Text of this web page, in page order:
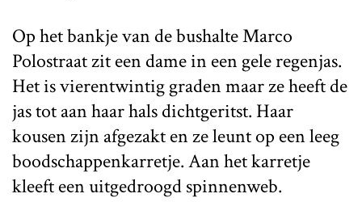
Op het bankje van de bushalte Marco
Polostraat zit een dame in een gele regenjas.
Het is vierentwintig graden maar ze heeft de
jas tot aan haar hals dichtgeritst. Haar
kousen zijn afgezakt en ze leunt op een leeg
boodschappenkarretje. Aan het karretje
kleeft een uitgedroogd spinnenweb.